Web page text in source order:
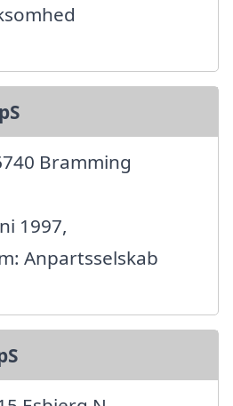
Bramming
1997,
Anpartsselskab